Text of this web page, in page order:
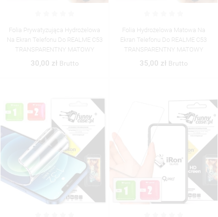
Folia Prywatyzująca Hydrożelowa
Na Ekran Telefonu Do REALME C53
TRANSPARENTNY MATOWY
30,00 zł Brutto
Folia Hydrożelowa Matowa Na
Ekran Telefonu Do REALME C53
TRANSPARENTNY MATOWY
35,00 zł Brutto
MOJE LISTY ŻYCZEŃ
UTWÓRZ NOWĄ LISTĘ
((MODALTITLE))
((CONFIRMMESSAGE))
((CANCELTEXT)) ((MODALDELETETEXT))
((LABEL))
((CANCELTEXT)) ((CREATETEXT))
MUSISZ BYĆ ZALOGOWANY BY ZAPISAĆ PRODUKTY NA
SWOJEJ LIŚCIE ŻYCZEŃ.
((CANCELTEXT)) ((LOGINTEXT))